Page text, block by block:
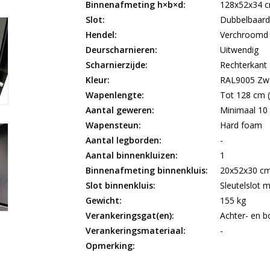
Binnenafmeting h×b×d:
128x52x34
Slot:
Hendel:
Verchroomd
Deurscharnieren:
Uitwendig
Scharnierzijde:
Rechterkant
Kleur:
RAL9005
Wapenlengte:
Tot 128 cm
Aantal geweren:
Minimaal
Wapensteun:
Hard foam
Aantal legborden:
-
Aantal binnenkluizen:
1
Binnenafmeting binnenkluis:
20x52x30
Slot binnenkluis:
Sleutelslot
Gewicht:
155 kg
Verankeringsgat(en):
Achter- en
Verankeringsmateriaal:
-
Opmerking: